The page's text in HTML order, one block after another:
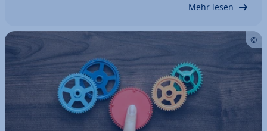
Mehr lesen